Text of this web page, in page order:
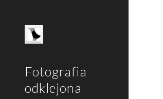
Fotografia
odklejona